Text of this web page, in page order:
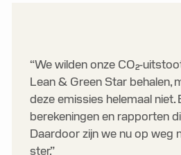
“We wilden onze CO₂-
Lean & Green Star behalen,
deze emissies helemaal
berekeningen en rapporten
Daardoor zijn we nu op weg
ster.”